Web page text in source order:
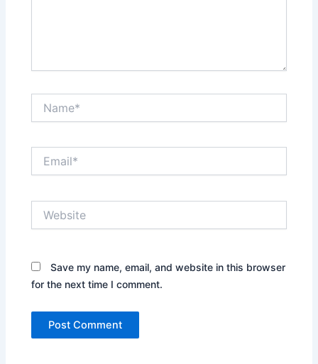
Save my name, email, and website in this browser
for the next time I comment.